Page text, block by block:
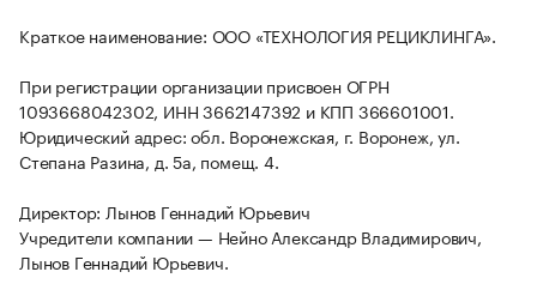
Краткое наименование: ООО «ТЕХНОЛОГИЯ РЕЦИКЛИНГА».
При регистрации организации присвоен ОГРН
1093668042302, ИНН 3662147392 и КПП 366601001.
Юридический адрес: обл. Воронежская, г. Воронеж, ул.
Степана Разина, д. 5а, помещ. 4.
Директор: Лынов Геннадий Юрьевич
Учредители компании — Нейно Александр Владимирович,
Лынов Геннадий Юрьевич.